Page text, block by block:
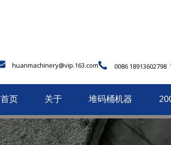
huanmachinery@vip.163.com 0086 18913602798
首页 关于 堆码桶机器